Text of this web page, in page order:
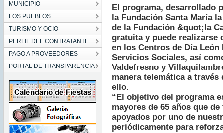
MUNICIPIO
LOS PUEBLOS
TURISMO Y OCIO
PERFIL DEL CONTRATANTE
PAGO A PROVEEDORES
PORTAL DE TRANSPARENCIA
El programa, desarrollado
la Fundación Santa María
de la Fundación &quot;la
gratuita y puede realizarse
en los Centros de Día
Servicios Sociales, así
Valdefresno y
manera telemática a través
ello.
“El objetivo del programa
mayores de 65 años que
apoyados por uno de
periódicamente para